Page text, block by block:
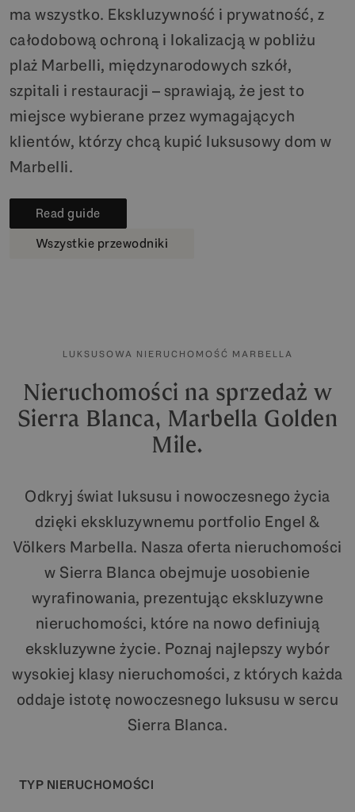
ma wszystko. Ekskluzywność i prywatność, z
całodobową ochroną i lokalizacją w pobliżu
plaż Marbelli, międzynarodowych szkół,
szpitali i restauracji – sprawiają, że jest to
miejsce wybierane przez wymagających
klientów, którzy chcą kupić luksusowy dom w
Marbelli.
Read guide
Wszystkie przewodniki
LUKSUSOWA NIERUCHOMOŚĆ MARBELLA
Nieruchomości na sprzedaż w
Sierra Blanca, Marbella Golden
Mile.
Odkryj świat luksusu i nowoczesnego życia
dzięki ekskluzywnemu portfolio Engel &
Völkers Marbella. Nasza oferta nieruchomości
w Sierra Blanca obejmuje uosobienie
wyrafinowania, prezentując ekskluzywne
nieruchomości, które na nowo definiują
ekskluzywne życie. Poznaj najlepszy wybór
wysokiej klasy nieruchomości, z których każda
oddaje istotę nowoczesnego luksusu w sercu
Sierra Blanca.
TYP NIERUCHOMOŚCI